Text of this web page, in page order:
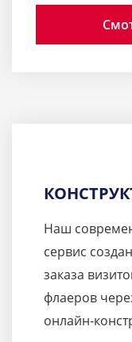
Наш
сервис
заказа
флаеров
онлайн-